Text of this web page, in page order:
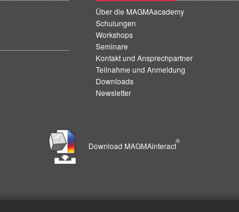
Über die MAGMAacademy
Schulungen
Workshops
Seminare
Kontakt und Ansprechpartner
Teilnahme und Anmeldung
Downloads
Newsletter
Download MAGMAinteract
®